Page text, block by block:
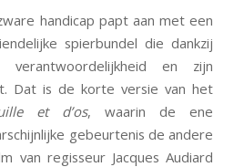
handicap papt aan met een
spierbundel die dankzij
verantwoordelijkheid en zijn
Dat is de korte versie van het
et d’os, waarin de ene
gebeurtenis de andere
van regisseur Jacques Audiard